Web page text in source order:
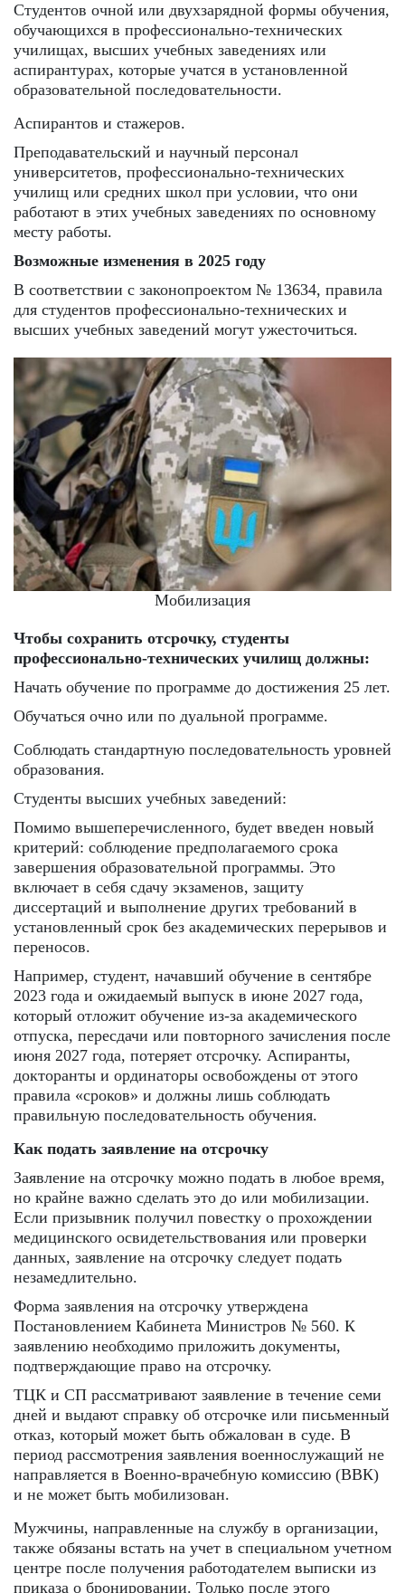
Студентов очной или двухзарядной формы обучения,
обучающихся в профессионально-технических
училищах, высших учебных заведениях или
аспирантурах, которые учатся в установленной
образовательной последовательности.
Аспирантов и стажеров.
Преподавательский и научный персонал
университетов, профессионально-технических
училищ или средних школ при условии, что они
работают в этих учебных заведениях по основному
месту работы.
Возможные изменения в 2025 году
В соответствии с законопроектом № 13634, правила
для студентов профессионально-технических и
высших учебных заведений могут ужесточиться.
Мобилизация
Чтобы сохранить отсрочку, студенты
профессионально-технических училищ должны:
Начать обучение по программе до достижения 25 лет.
Обучаться очно или по дуальной программе.
Соблюдать стандартную последовательность уровней
образования.
Студенты высших учебных заведений:
Помимо вышеперечисленного, будет введен новый
критерий: соблюдение предполагаемого срока
завершения образовательной программы. Это
включает в себя сдачу экзаменов, защиту
диссертаций и выполнение других требований в
установленный срок без академических перерывов и
переносов.
Например, студент, начавший обучение в сентябре
2023 года и ожидаемый выпуск в июне 2027 года,
который отложит обучение из-за академического
отпуска, пересдачи или повторного зачисления после
июня 2027 года, потеряет отсрочку. Аспиранты,
докторанты и ординаторы освобождены от этого
правила «сроков» и должны лишь соблюдать
правильную последовательность обучения.
Как подать заявление на отсрочку
Заявление на отсрочку можно подать в любое время,
но крайне важно сделать это до или мобилизации.
Если призывник получил повестку о прохождении
медицинского освидетельствования или проверки
данных, заявление на отсрочку следует подать
незамедлительно.
Форма заявления на отсрочку утверждена
Постановлением Кабинета Министров № 560. К
заявлению необходимо приложить документы,
подтверждающие право на отсрочку.
ТЦК и СП рассматривают заявление в течение семи
дней и выдают справку об отсрочке или письменный
отказ, который может быть обжалован в суде. В
период рассмотрения заявления военнослужащий не
направляется в Военно-врачебную комиссию (ВВК)
и не может быть мобилизован.
Мужчины, направленные на службу в организации,
также обязаны встать на учет в специальном учетном
центре после получения работодателем выписки из
приказа о бронировании. Только после этого